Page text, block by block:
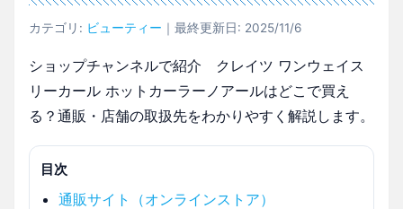
カテゴリ: ビューティー ｜最終更新日: 2025/11/6
ショップチャンネルで紹介 クレイツ ワンウェイス
リーカール ホットカーラーノアールはどこで買え
る？通販・店舗の取扱先をわかりやすく解説します。
目次
通販サイト（オンラインストア）